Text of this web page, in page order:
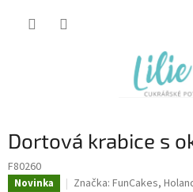
Dortová krabice s
F80260
Novinka Značka: FunCakes,